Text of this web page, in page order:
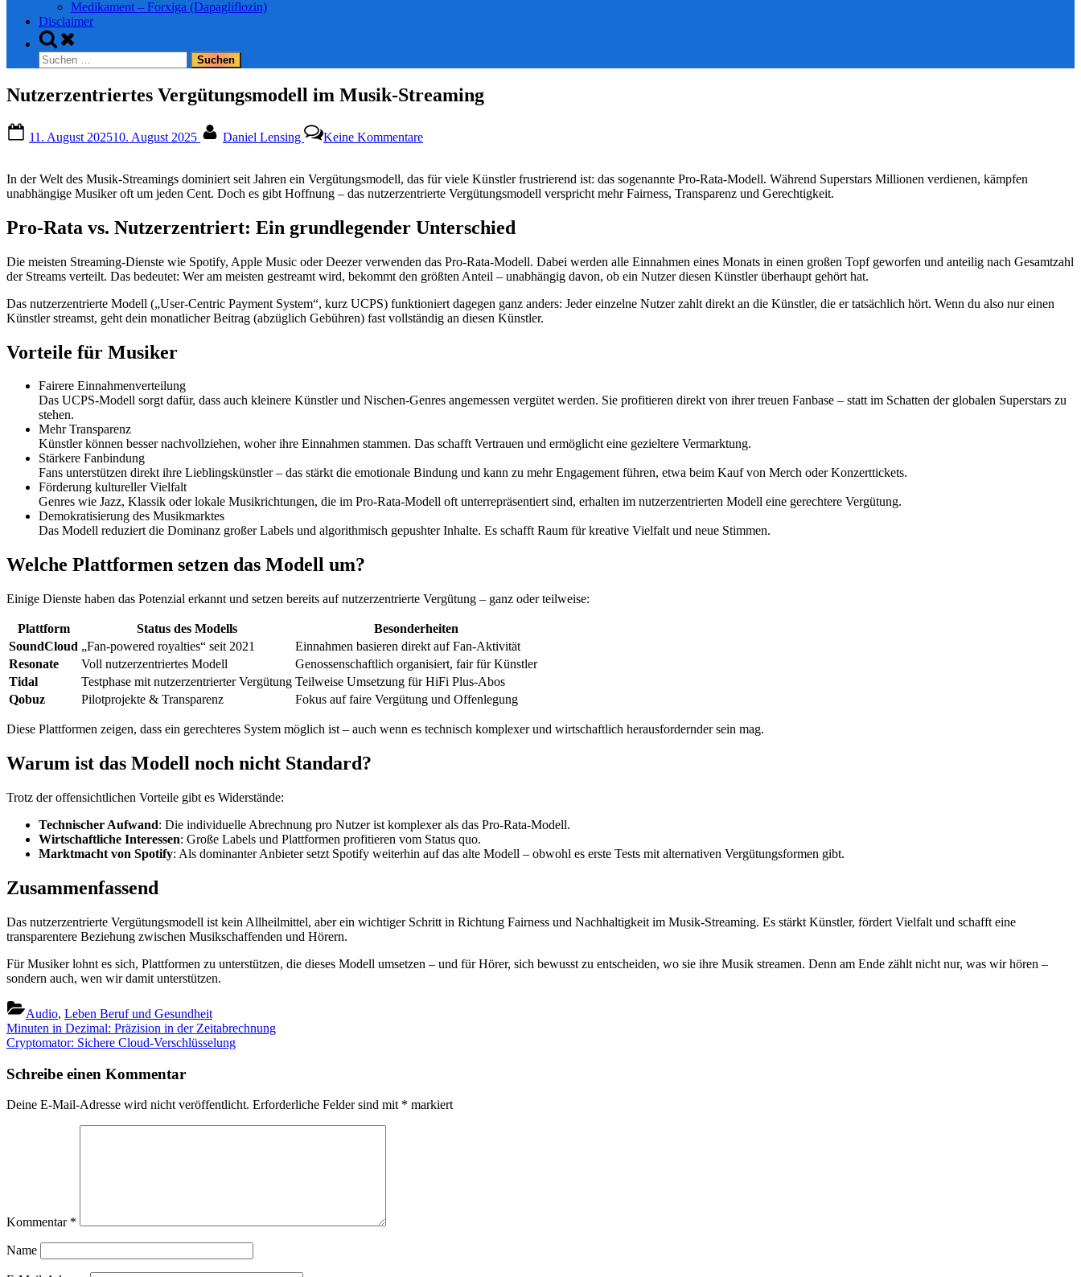
Medikament – Forxiga (Dapagliflozin)
Disclaimer
Toggle
search
form
Suchen
nach:
Nutzerzentriertes Vergütungsmodell im Musik-Streaming
on
11. August 202510. August 2025 Daniel Lensing Keine KommentareNutzerzentriertes
im
Musik-
Streaming
In der Welt des Musik-Streamings dominiert seit Jahren ein Vergütungsmodell, das für viele Künstler frustrierend ist: das sogenannte Pro-Rata-Modell. Während Superstars Millionen verdienen, kämpfen
unabhängige Musiker oft um jeden Cent. Doch es gibt Hoffnung – das nutzerzentrierte Vergütungsmodell verspricht mehr Fairness, Transparenz und Gerechtigkeit.
Pro-Rata vs. Nutzerzentriert: Ein grundlegender Unterschied
Die meisten Streaming-Dienste wie Spotify, Apple Music oder Deezer verwenden das Pro-Rata-Modell. Dabei werden alle Einnahmen eines Monats in einen großen Topf geworfen und anteilig nach Gesamtzahl
der Streams verteilt. Das bedeutet: Wer am meisten gestreamt wird, bekommt den größten Anteil – unabhängig davon, ob ein Nutzer diesen Künstler überhaupt gehört hat.
Das nutzerzentrierte Modell („User-Centric Payment System“, kurz UCPS) funktioniert dagegen ganz anders: Jeder einzelne Nutzer zahlt direkt an die Künstler, die er tatsächlich hört. Wenn du also nur einen
Künstler streamst, geht dein monatlicher Beitrag (abzüglich Gebühren) fast vollständig an diesen Künstler.
Vorteile für Musiker
Fairere Einnahmenverteilung
Das UCPS-Modell sorgt dafür, dass auch kleinere Künstler und Nischen-Genres angemessen vergütet werden. Sie profitieren direkt von ihrer treuen Fanbase – statt im Schatten der globalen Superstars zu
stehen.
Mehr Transparenz
Künstler können besser nachvollziehen, woher ihre Einnahmen stammen. Das schafft Vertrauen und ermöglicht eine gezieltere Vermarktung.
Stärkere Fanbindung
Fans unterstützen direkt ihre Lieblingskünstler – das stärkt die emotionale Bindung und kann zu mehr Engagement führen, etwa beim Kauf von Merch oder Konzerttickets.
Förderung kultureller Vielfalt
Genres wie Jazz, Klassik oder lokale Musikrichtungen, die im Pro-Rata-Modell oft unterrepräsentiert sind, erhalten im nutzerzentrierten Modell eine gerechtere Vergütung.
Demokratisierung des Musikmarktes
Das Modell reduziert die Dominanz großer Labels und algorithmisch gepushter Inhalte. Es schafft Raum für kreative Vielfalt und neue Stimmen.
Welche Plattformen setzen das Modell um?
Einige Dienste haben das Potenzial erkannt und setzen bereits auf nutzerzentrierte Vergütung – ganz oder teilweise:
Plattform Status des Modells
Besonderheiten
SoundCloud „Fan-powered royalties“ seit 2021
Einnahmen basieren direkt auf Fan-Aktivität
Resonate
Voll nutzerzentriertes Modell
Genossenschaftlich organisiert, fair für Künstler
Tidal
Testphase mit nutzerzentrierter Vergütung Teilweise Umsetzung für HiFi Plus-Abos
Qobuz
Pilotprojekte & Transparenz Fokus auf faire Vergütung und Offenlegung
Diese Plattformen zeigen, dass ein gerechteres System möglich ist – auch wenn es technisch komplexer und wirtschaftlich herausfordernder sein mag.
Warum ist das Modell noch nicht Standard?
Trotz der offensichtlichen Vorteile gibt es Widerstände:
Technischer Aufwand: Die individuelle Abrechnung pro Nutzer ist komplexer als das Pro-Rata-Modell.
Wirtschaftliche Interessen: Große Labels und Plattformen profitieren vom Status quo.
Marktmacht von Spotify: Als dominanter Anbieter setzt Spotify weiterhin auf das alte Modell – obwohl es erste Tests mit alternativen Vergütungsformen gibt.
Zusammenfassend
Das nutzerzentrierte Vergütungsmodell ist kein Allheilmittel, aber ein wichtiger Schritt in Richtung Fairness und Nachhaltigkeit im Musik-Streaming. Es stärkt Künstler, fördert Vielfalt und schafft eine
transparentere Beziehung zwischen Musikschaffenden und Hörern.
Für Musiker lohnt es sich, Plattformen zu unterstützen, die dieses Modell umsetzen – und für Hörer, sich bewusst zu entscheiden, wo sie ihre Musik streamen. Denn am Ende zählt nicht nur, was wir hören –
sondern auch, wen wir damit unterstützen.
Audio, Leben Beruf und Gesundheit
Beitragsnavigation
Previous
Post:
Minuten in Dezimal: Präzision in der Zeitabrechnung
Next
Cryptomator: Sichere Cloud-Verschlüsselung
Schreibe einen Kommentar
Deine E-Mail-Adresse wird nicht veröffentlicht. Erforderliche Felder sind mit * markiert
Kommentar *
Name